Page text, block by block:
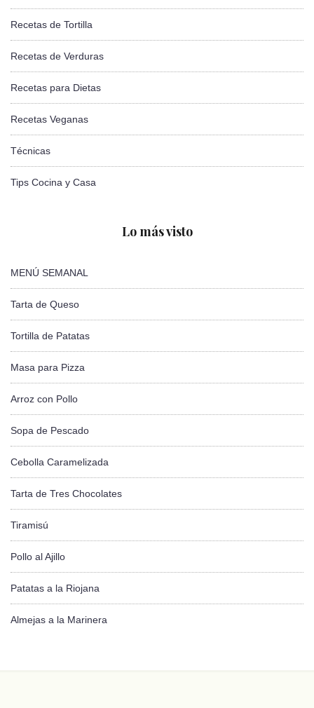
Recetas de Tortilla
Recetas de Verduras
Recetas para Dietas
Recetas Veganas
Técnicas
Tips Cocina y Casa
Lo más visto
MENÚ SEMANAL
Tarta de Queso
Tortilla de Patatas
Masa para Pizza
Arroz con Pollo
Sopa de Pescado
Cebolla Caramelizada
Tarta de Tres Chocolates
Tiramisú
Pollo al Ajillo
Patatas a la Riojana
Almejas a la Marinera